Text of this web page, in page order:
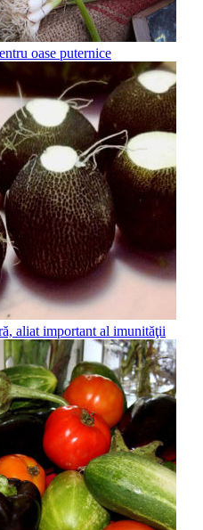
oase puternice
aliat important al imunităţii